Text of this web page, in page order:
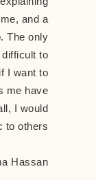
and a
The only
to
I want to
me have
I would
others!
Hassan